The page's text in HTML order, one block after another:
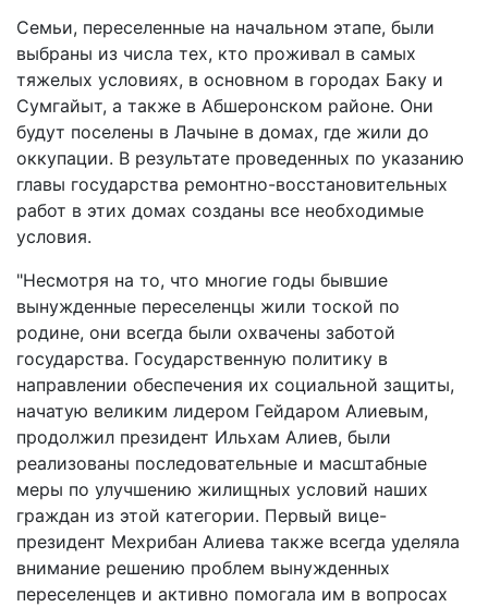
Семьи, переселенные на начальном этапе, были
выбраны из числа тех, кто проживал в самых
тяжелых условиях, в основном в городах Баку и
Сумгайыт, а также в Абшеронском районе. Они
будут поселены в Лачыне в домах, где жили до
оккупации. В результате проведенных по указанию
главы государства ремонтно-восстановительных
работ в этих домах созданы все необходимые
условия.
"Несмотря на то, что многие годы бывшие
вынужденные переселенцы жили тоской по
родине, они всегда были охвачены заботой
государства. Государственную политику в
направлении обеспечения их социальной защиты,
начатую великим лидером Гейдаром Алиевым,
продолжил президент Ильхам Алиев, были
реализованы последовательные и масштабные
меры по улучшению жилищных условий наших
граждан из этой категории. Первый вице-
президент Мехрибан Алиева также всегда уделяла
внимание решению проблем вынужденных
переселенцев и активно помогала им в вопросах